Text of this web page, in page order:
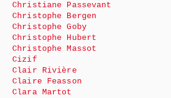
Christiane Passevant
Christophe Bergen
Christophe Goby
Christophe Hubert
Christophe Massot
Cizif
Clair Rivière
Claire Feasson
Clara Martot